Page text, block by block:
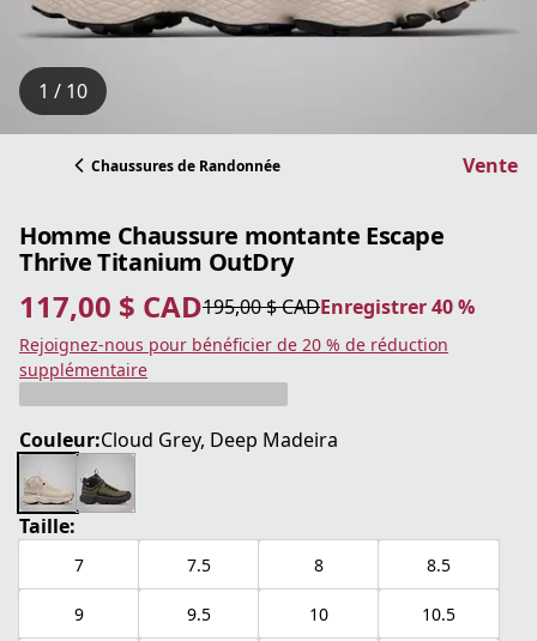
1 / 10
Chaussures de Randonnée Vente
Homme Chaussure montante Escape
Thrive Titanium OutDry
117,00 $ CAD
prix actuel 117,00 $ CAD195,00 $ CAD
prix original 195,00 $ CAD Enregistrer 40 %
Enregistrer 40 %
Rejoignez-nous pour bénéficier de 20 % de réduction
supplémentaire
Couleur:Cloud Grey, Deep Madeira
Taille:
7 7.5 8 8.5
9 9.5 10 10.5